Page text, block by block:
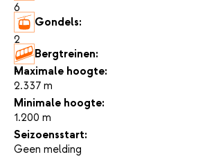
6
Gondels:
2
Bergtreinen:
-
Maximale hoogte:
2.337 m
Minimale hoogte:
1.200 m
Seizoensstart:
Geen melding